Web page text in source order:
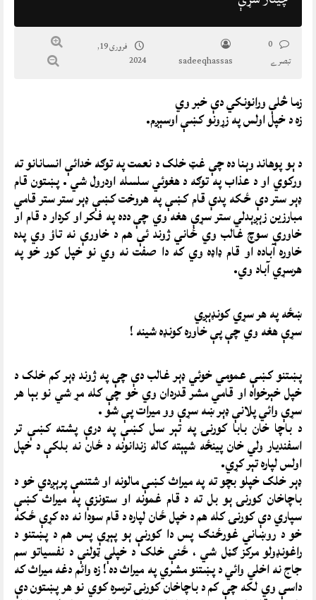
0
تبصرے
sadeeqhassas
فروری 19,
2024
زما څلې ورانونکي دې خبر وي
زه د خپل اولس په زړونو کښې اوسېږم.
د ېو پوهاند وېنا ده چې غټ خلک د نعمت په توګه خدائې انسانانو ته
ورکوي او د عذاب په توګه د هغوئي سلسله اودرول شي . پښتون قام
ډېر ستر دې ځکه پدې قام کښې په هروخت کښې ډېر ستر ستر قامي
مبارزين زېږېدلي ستر سړې هغه وي چې دده په فکر او کردار د قام او
خاورې سوچ غالب وي ځاني ژوند ئې هم د خاورې نه تاؤ وي پده
خاوره آباده او قام ډاډه وي که دا صفت نه وي نو خپل کور خو په
هرسړي آباد وي.
ښځه په هر سړي کونډېږي
سړې هغه وي چې پې خاوره کونډه شينه !
پښتنو کښې عمومي خوئي ډېر غالب دې چې په ژوند ډېر کم خلک د
خپل خېرخواه او قامي مشر قدردان وي خو چې کله مړ شي نو بېا هر
سړې وائي پلانې ډېر ښه سړې وو ميرات پې شو .
د باچا خان بابا کورنۍ په تېر سل کښې په درې پشته کښې تر
اسفنديار ولي خان پينځه شپېته کاله زندانونه د ځان نه بلکې د خپل
اولس لپاره تېر کړي.
ډېر خلک خپلو بچو ته په ميراث کښې مالونه او شتنمې پرېږدي خو د
باچاخان کورنۍ ېو بل ته د قام غمونه او ستونزې په ميراث کښې
سپاري دې کورنۍ کله هم د خپل ځان لپاره د قام سودا نه ده کړې ځکه
خو د روښاني غورځنګ پس دا کورنې ېو پېړې پس هم د پښتنو د
راغونډولو مرکز ګڼل شي ، ځنې خلک د خپلې ټولنې د نفسياتو سم
جاج نه اخلي وائي د پښتنو مشري په ميراث ده ! زه وائم دغه ميراث که
داسې وي لکه چې کم د باچاخان کورنۍ ترسره کوي نو هر پښتون دې